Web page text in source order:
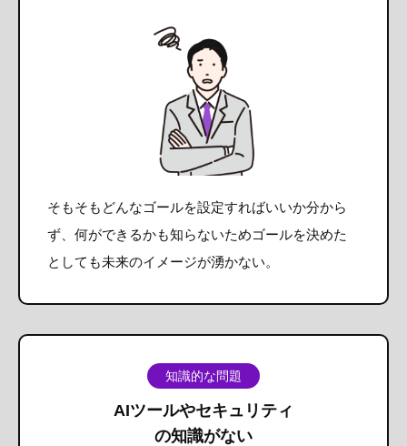
そもそもどんなゴールを設定すればいいか分から
ず、何ができるかも知らないためゴールを決めた
としても未来のイメージが湧かない。
知識的な問題
AIツールやセキュリティ
の知識がない